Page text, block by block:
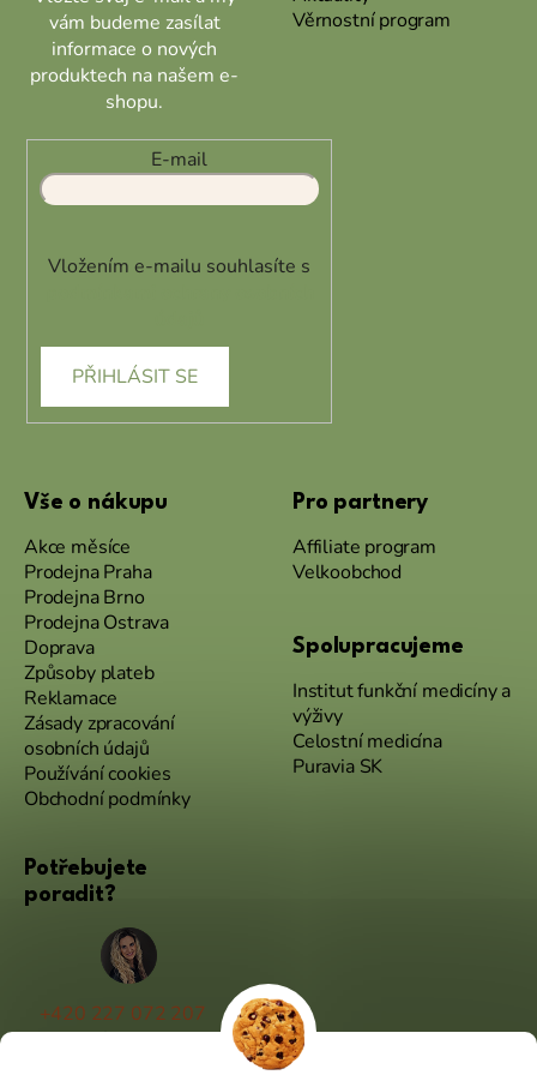
vám budeme zasílat
informace o nových
produktech na našem e-
shopu.
E-mail
Vložením e-mailu souhlasíte s
PŘIHLÁSIT SE
Věrnostní program
Vše o nákupu
Akce měsíce
Prodejna Praha
Prodejna Brno
Prodejna Ostrava
Doprava
Způsoby plateb
Reklamace
Zásady zpracování
osobních údajů
Používání cookies
Obchodní podmínky
Pro partnery
Affiliate program
Velkoobchod
Spolupracujeme
Institut funkční medicíny a
výživy
Celostní medicína
Puravia SK
Potřebujete
poradit?
+420 227 072 207
(Po - Pá 9:00 - 17:00)